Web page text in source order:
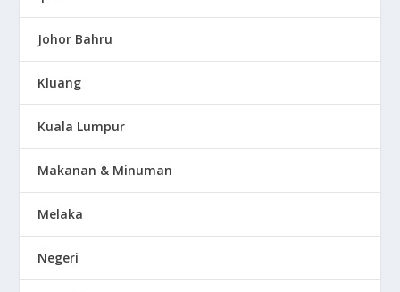
Johor Bahru
Kluang
Kuala Lumpur
Makanan & Minuman
Melaka
Negeri